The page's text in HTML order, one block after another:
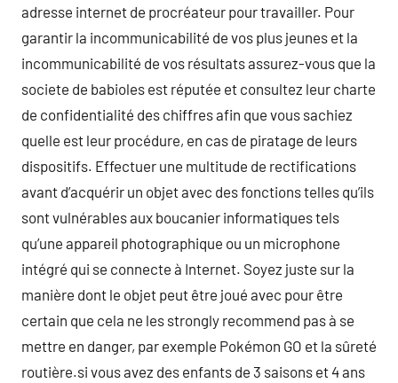
adresse internet de procréateur pour travailler. Pour
garantir la incommunicabilité de vos plus jeunes et la
incommunicabilité de vos résultats assurez-vous que la
societe de babioles est réputée et consultez leur charte
de confidentialité des chiffres afin que vous sachiez
quelle est leur procédure, en cas de piratage de leurs
dispositifs. Effectuer une multitude de rectifications
avant d’acquérir un objet avec des fonctions telles qu’ils
sont vulnérables aux boucanier informatiques tels
qu’une appareil photographique ou un microphone
intégré qui se connecte à Internet. Soyez juste sur la
manière dont le objet peut être joué avec pour être
certain que cela ne les strongly recommend pas à se
mettre en danger, par exemple Pokémon GO et la sûreté
routière.si vous avez des enfants de 3 saisons et 4 ans